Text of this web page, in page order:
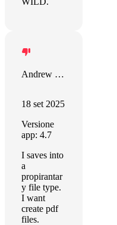
Andrew Chase
18 set 2025
Versione
app: 4.7
I saves into
a
propirantar
y file type.
I want
create pdf
files.